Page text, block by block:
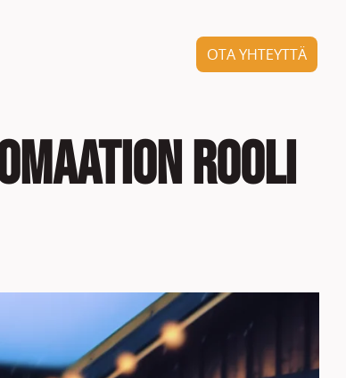
OTA YHTEYTTÄ
rooli